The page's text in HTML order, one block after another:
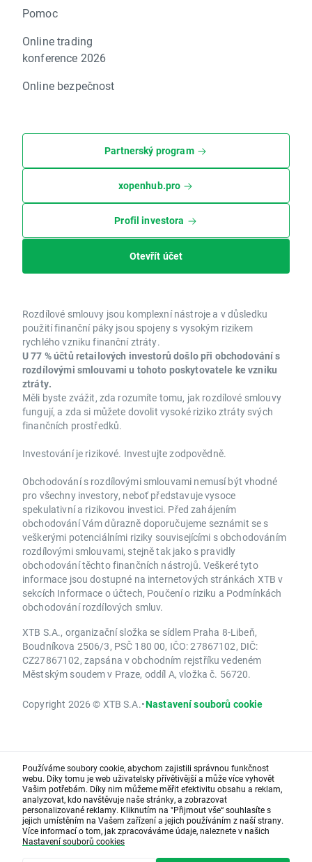
Pomoc
Online trading
konference 2026
Online bezpečnost
Partnerský program
xopenhub.pro
Profil investora
Otevřít účet
Rozdílové smlouvy jsou komplexní nástroje a v důsledku
použití finanční páky jsou spojeny s vysokým rizikem
rychlého vzniku finanční ztráty.
U 77 % účtů retailových investorů došlo při obchodování s
rozdílovými smlouvami u tohoto poskytovatele ke vzniku
ztráty.
Měli byste zvážit, zda rozumíte tomu, jak rozdílové smlouvy
fungují, a zda si můžete dovolit vysoké riziko ztráty svých
finančních prostředků.
Investování je rizikové. Investujte zodpovědně.
Obchodování s rozdílovými smlouvami nemusí být vhodné
pro všechny investory, neboť představuje vysoce
spekulativní a rizikovou investici. Před zahájením
obchodování Vám důrazně doporučujeme seznámit se s
veškerými potenciálními riziky souvisejícími s obchodováním
rozdílovými smlouvami, stejně tak jako s pravidly
obchodování těchto finančních nástrojů. Veškeré tyto
informace jsou dostupné na internetových stránkách XTB v
sekcích Informace o účtech, Poučení o riziku a Podmínkách
obchodování rozdílových smluv.
XTB S.A., organizační složka se sídlem Praha 8-Libeň,
Boudníkova 2506/3, PSČ 180 00, IČO: 27867102, DIČ:
CZ27867102, zapsána v obchodním rejstříku vedeném
Městským soudem v Praze, oddíl A, vložka č. 56720.
Copyright 2026 © XTB S.A.•Nastavení souborů cookie
Používáme soubory cookie, abychom zajistili správnou funkčnost
webu. Díky tomu je web uživatelsky přívětivější a může více vyhovět
Vašim potřebám. Díky nim můžeme měřit efektivitu obsahu a reklam,
analyzovat, kdo navštěvuje naše stránky, a zobrazovat
personalizované reklamy. Kliknutím na "Přijmout vše“ souhlasíte s
jejich umístěním na Vašem zařízení a jejich používáním z naší strany.
Více informací o tom, jak zpracováváme údaje, naleznete v našich
Nastavení souborů cookies